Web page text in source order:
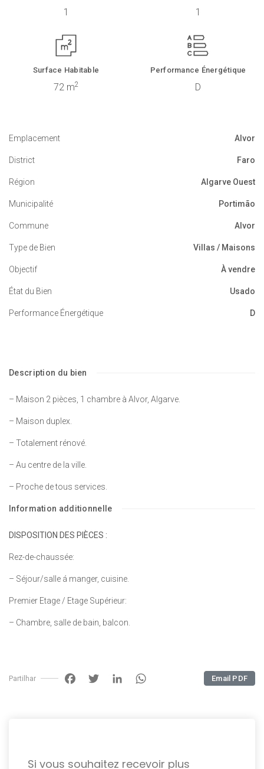
1 1
Surface Habitable
72 m2
Performance Énergétique
D
Emplacement Alvor
District Faro
Région Algarve Ouest
Municipalité Portimão
Commune Alvor
Type de Bien Villas / Maisons
Objectif À vendre
État du Bien Usado
Performance Énergétique D
Description du bien
– Maison 2 pièces, 1 chambre à Alvor, Algarve.
– Maison duplex.
– Totalement rénové.
– Au centre de la ville.
– Proche de tous services.
Information additionnelle
DISPOSITION DES PIÈCES :
Rez-de-chaussée:
– Séjour/salle á manger, cuisine.
Premier Etage / Etage Supérieur:
– Chambre, salle de bain, balcon.
PartilharFacebook
Twitter
LinkedIn
WhatsApp Email PDF
Si vous souhaitez recevoir plus